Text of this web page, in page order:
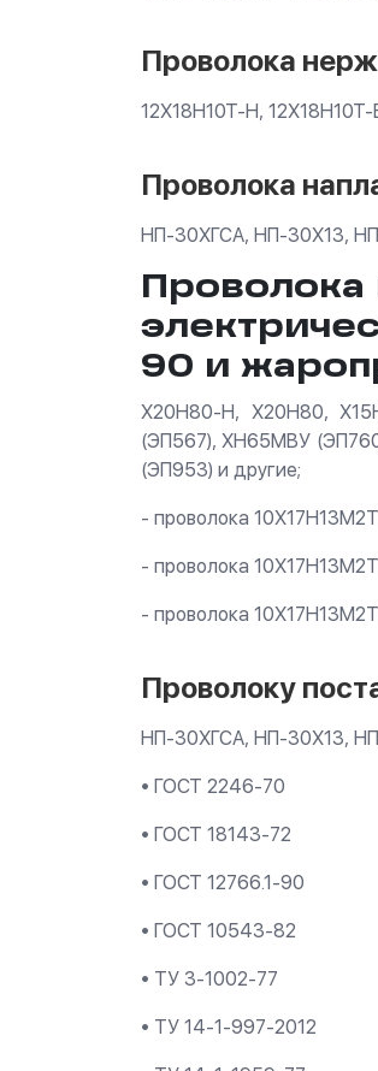
Проволока
12Х18Н10Т-Н,
Проволока
НП-30ХГСА, НП-30Х13,
Проволока
90 и
Х20Н80-Н, Х20Н80,
(ЭП567), ХН65МВУ
(ЭП953) и другие;
- проволока
- проволока
- проволока
Проволоку
НП-30ХГСА, НП-30Х13,
• ГОСТ 2246-70
• ГОСТ 18143-72
• ГОСТ 12766.1-90
• ГОСТ 10543-82
• ТУ 3-1002-77
• ТУ 14-1-997-2012